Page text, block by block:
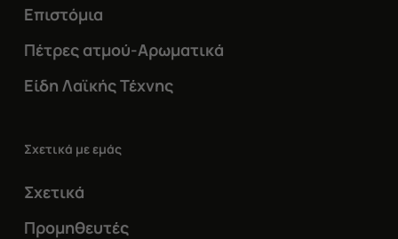
Επιστόμια
Πέτρες ατμού-Αρωματικά
Είδη Λαϊκής Τέχνης
Σχετικά με εμάς
Σχετικά
Προμηθευτές